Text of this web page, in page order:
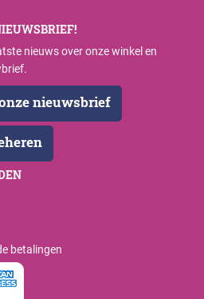
nieuws over onze winkel en
nieuwsbrief
betalingen